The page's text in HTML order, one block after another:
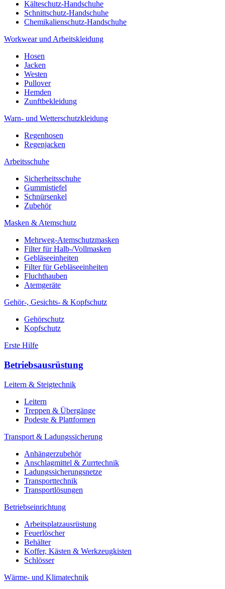
Kälteschutz-Handschuhe
Schnittschutz-Handschuhe
Chemikalienschutz-Handschuhe
Workwear und Arbeitskleidung
Hosen
Jacken
Westen
Pullover
Hemden
Zunftbekleidung
Warn- und Wetterschutzkleidung
Regenhosen
Regenjacken
Arbeitsschuhe
Sicherheitsschuhe
Gummistiefel
Schnürsenkel
Zubehör
Masken & Atemschutz
Mehrweg-Atemschutzmasken
Filter für Halb-/Vollmasken
Gebläseeinheiten
Filter für Gebläseeinheiten
Fluchthauben
Atemgeräte
Gehör-, Gesichts- & Kopfschutz
Gehörschutz
Kopfschutz
Erste Hilfe
Betriebsausrüstung
Leitern & Steigtechnik
Leitern
Treppen & Übergänge
Podeste & Plattformen
Transport & Ladungssicherung
Anhängerzubehör
Anschlagmittel & Zurrtechnik
Ladungssicherungsnetze
Transporttechnik
Transportlösungen
Betriebseinrichtung
Arbeitsplatzausrüstung
Feuerlöscher
Behälter
Koffer, Kästen & Werkzeugkisten
Schlösser
Wärme- und Klimatechnik